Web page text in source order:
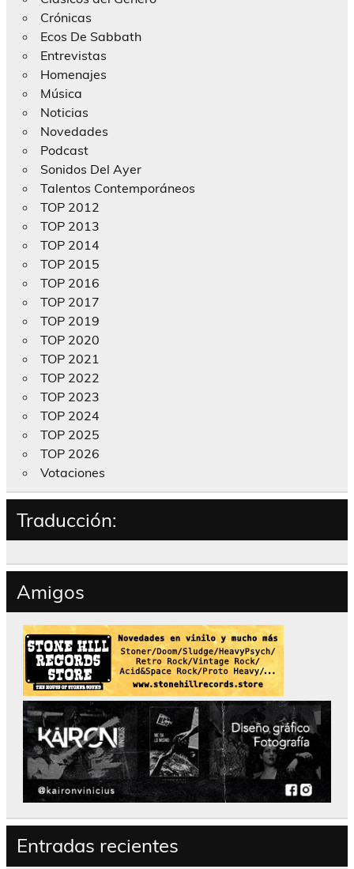
Crónicas
Ecos De Sabbath
Entrevistas
Homenajes
Música
Noticias
Novedades
Podcast
Sonidos Del Ayer
Talentos Contemporáneos
TOP 2012
TOP 2013
TOP 2014
TOP 2015
TOP 2016
TOP 2017
TOP 2019
TOP 2020
TOP 2021
TOP 2022
TOP 2023
TOP 2024
TOP 2025
TOP 2026
Votaciones
Traducción:
Amigos
Entradas recientes